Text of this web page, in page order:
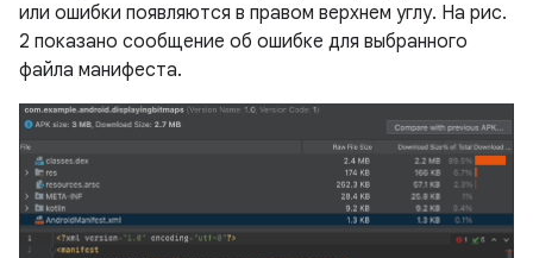
или ошибки появляются в правом верхнем углу. На рис.
2 показано сообщение об ошибке для выбранного
файла манифеста.